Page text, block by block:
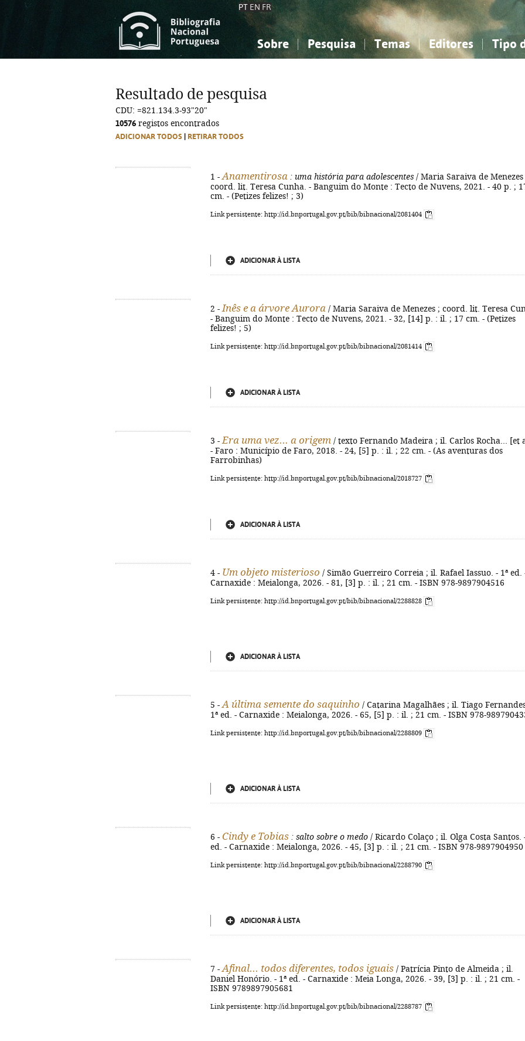
PT EN FR
Sobre Pesquisa Temas
Ciências sociais...
Editores Tipo
Ciências sociais...
Resultado de pesquisa
CDU: =821.134.3-93"20"
10576 registos encontrados
ADICIONAR TODOS RETIRAR TODOS
1 - Anamentirosa : uma história para adolescentes / Maria Saraiva de Menezes
coord. lit. Teresa Cunha. - Banguim do Monte : Tecto de Nuvens, 2021. - 40 p. ;
cm. - (Petizes felizes! ; 3)
Link persistente: http://id.bnportugal.gov.pt/bib/bibnacional/2081404
ADICIONAR À LISTA
2 - Inês e a árvore Aurora / Maria Saraiva de Menezes ; coord. lit. Teresa
- Banguim do Monte : Tecto de Nuvens, 2021. - 32, [14] p. : il. ; 17 cm. - (Petizes
felizes! ; 5)
Link persistente: http://id.bnportugal.gov.pt/bib/bibnacional/2081414
ADICIONAR À LISTA
3 - Era uma vez... a origem / texto Fernando Madeira ; il. Carlos Rocha... [et
- Faro : Município de Faro, 2018. - 24, [5] p. : il. ; 22 cm. - (As aventuras dos
Farrobinhas)
Link persistente: http://id.bnportugal.gov.pt/bib/bibnacional/2018727
ADICIONAR À LISTA
4 - Um objeto misterioso / Simão Guerreiro Correia ; il. Rafael Iassuo. - 1ª ed.
Carnaxide : Meialonga, 2026. - 81, [3] p. : il. ; 21 cm. - ISBN 978-9897904516
Link persistente: http://id.bnportugal.gov.pt/bib/bibnacional/2288828
ADICIONAR À LISTA
5 - A última semente do saquinho / Catarina Magalhães ; il. Tiago
1ª ed. - Carnaxide : Meialonga, 2026. - 65, [5] p. : il. ; 21 cm. - ISBN 978-
Link persistente: http://id.bnportugal.gov.pt/bib/bibnacional/2288809
ADICIONAR À LISTA
6 - Cindy e Tobias : salto sobre o medo / Ricardo Colaço ; il. Olga Costa Santos.
ed. - Carnaxide : Meialonga, 2026. - 45, [3] p. : il. ; 21 cm. - ISBN 978-9897904950
Link persistente: http://id.bnportugal.gov.pt/bib/bibnacional/2288790
ADICIONAR À LISTA
7 - Afinal... todos diferentes, todos iguais / Patrícia Pinto de Almeida ; il.
Daniel Honório. - 1ª ed. - Carnaxide : Meia Longa, 2026. - 39, [3] p. : il. ; 21 cm. -
ISBN 9789897905681
Link persistente: http://id.bnportugal.gov.pt/bib/bibnacional/2288787